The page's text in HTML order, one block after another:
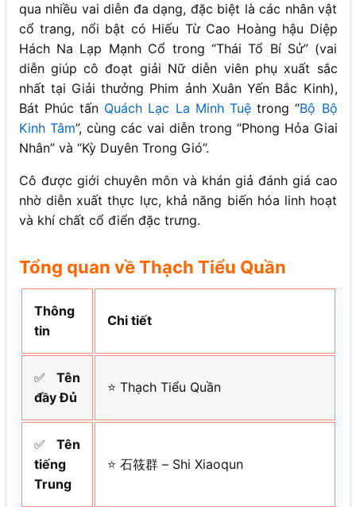
qua nhiều vai diễn đa dạng, đặc biệt là các nhân vật
cổ trang, nổi bật có Hiếu Từ Cao Hoàng hậu Diệp
Hách Na Lạp Mạnh Cổ trong “Thái Tổ Bí Sử” (vai
diễn giúp cô đoạt giải Nữ diễn viên phụ xuất sắc
nhất tại Giải thưởng Phim ảnh Xuân Yến Bắc Kinh),
Bát Phúc tấn Quách Lạc La Minh Tuệtrong “Bộ Bộ
Kinh Tâm”, cùng các vai diễn trong “Phong Hỏa Giai
Nhân” và “Kỳ Duyên Trong Gió”.
Cô được giới chuyên môn và khán giả đánh giá cao
nhờ diễn xuất thực lực, khả năng biến hóa linh hoạt
và khí chất cổ điển đặc trưng.
Tổng quan về Thạch Tiểu Quần
Thông
tin
Chi tiết
✅ Tên
đầy Đủ
⭐ Thạch Tiểu Quần
✅ Tên
tiếng
Trung
⭐ 石筱群 – Shi Xiaoqun